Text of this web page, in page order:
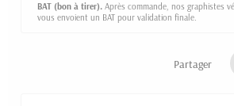
BAT (bon à tirer). Après commande, nos graphistes
vous envoient un BAT pour validation finale.
Partager